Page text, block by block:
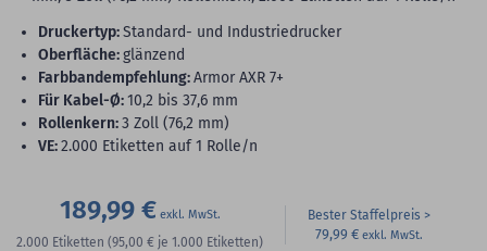
Druckertyp:Standard- und Industriedrucker
Oberfläche:glänzend
Farbbandempfehlung:Armor AXR 7+
für Kabel-Ø:10,2 bis 37,6 mm
Rollenkern:3 Zoll (76,2 mm)
VE:2.000 Etiketten auf 1 Rolle/n
189,99 €
2.000 Etiketten (95,00 € je 1.000 Etiketten)
Bester Staffelpreis
79,99 €